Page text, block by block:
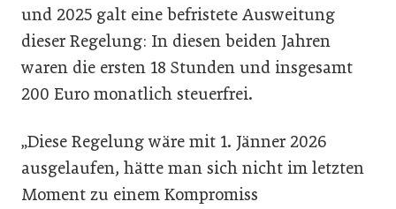
und 2025 galt eine befristete Ausweitung
dieser Regelung: In diesen beiden Jahren
waren die ersten 18 Stunden und insgesamt
200 Euro monatlich steuerfrei.
„Diese Regelung wäre mit 1. Jänner 2026
ausgelaufen, hätte man sich nicht im letzten
Moment zu einem Kompromiss